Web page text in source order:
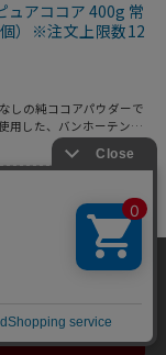
の使用に同意いた
アココア 400g 常
）※注文上限数12
しの純ココアパウダーで
用した、バンホーテンの
。そのきめ細かく深い風
称賛され、世界中で愛さ
お菓子作りやお料理に、
利用ください。※こちら
で、返品は受け付けてお
て、基本的に飲食店様が
品であるため、一般用よ
円(税込)
る